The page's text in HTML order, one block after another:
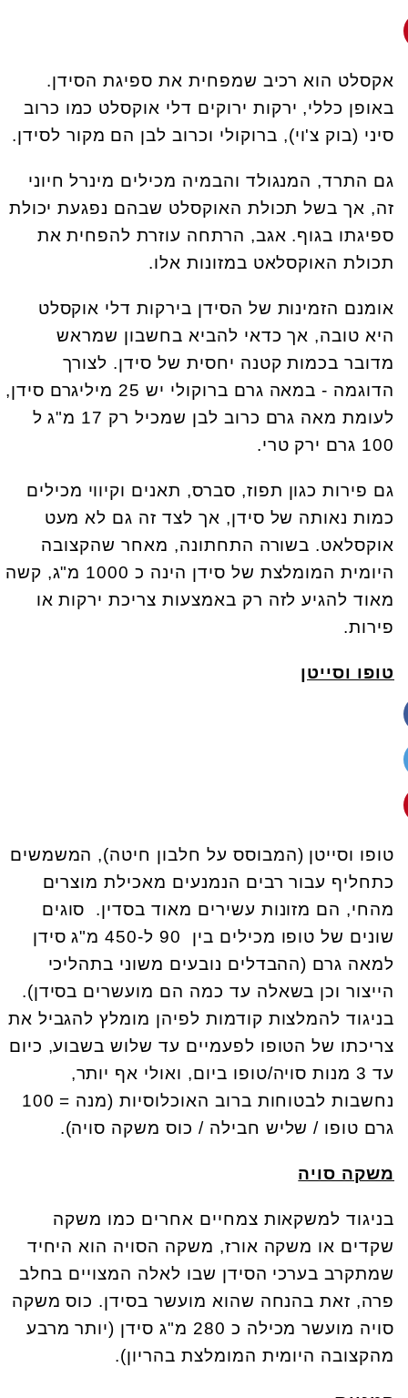
אקסלט הוא רכיב שמפחית את ספיגת הסידן.
באופן כללי, ירקות ירוקים דלי אוקסלט כמו כרוב
סיני (בוק צ'וי), ברוקולי וכרוב לבן הם מקור לסידן.
גם התרד, המנגולד והבמיה מכילים מינרל חיוני
זה, אך בשל תכולת האוקסלט שבהם נפגעת יכולת
ספיגתו בגוף. אגב, הרתחה עוזרת להפחית את
תכולת האוקסלאט במזונות אלו.
אומנם הזמינות של הסידן בירקות דלי אוקסלט
היא טובה, אך כדאי להביא בחשבון שמראש
מדובר בכמות קטנה יחסית של סידן. לצורך
הדוגמה - במאה גרם ברוקולי יש 25 מיליגרם סידן,
לעומת מאה גרם כרוב לבן שמכיל רק 17 מ"ג ל
100 גרם ירק טרי.
גם פירות כגון תפוז, סברס, תאנים וקיווי מכילים
כמות נאותה של סידן, אך לצד זה גם לא מעט
אוקסלאט. בשורה התחתונה, מאחר שהקצובה
היומית המומלצת של סידן הינה כ 1000 מ"ג, קשה
מאוד להגיע לזה רק באמצעות צריכת ירקות או
פירות.
טופו וסייטן
טופו וסייטן (המבוסס על חלבון חיטה), המשמשים
כתחליף עבור רבים הנמנעים מאכילת מוצרים
מהחי, הם מזונות עשירים מאוד בסדין. סוגים
שונים של טופו מכילים בין 90 ל-450 מ"ג סידן
למאה גרם (ההבדלים נובעים משוני בתהליכי
הייצור וכן בשאלה עד כמה הם מועשרים בסידן).
בניגוד להמלצות קודמות לפיהן מומלץ להגביל את
צריכתו של הטופו לפעמיים עד שלוש בשבוע, כיום
עד 3 מנות סויה/טופו ביום, ואולי אף יותר,
נחשבות לבטוחות ברוב האוכלוסיות (מנה = 100
גרם טופו / שליש חבילה / כוס משקה סויה).
משקה סויה
בניגוד למשקאות צמחיים אחרים כמו משקה
שקדים או משקה אורז, משקה הסויה הוא היחיד
שמתקרב בערכי הסידן שבו לאלה המצויים בחלב
פרה, זאת בהנחה שהוא מועשר בסידן. כוס משקה
סויה מועשר מכילה כ 280 מ"ג סידן (יותר מרבע
מהקצובה היומית המומלצת בהריון).